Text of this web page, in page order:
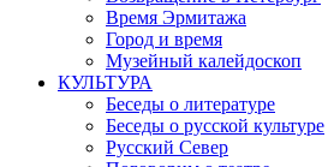
Время Эрмитажа
Город и время
Музейный калейдоскоп
КУЛЬТУРА
Беседы о литературе
Беседы о русской культуре
Русский Север